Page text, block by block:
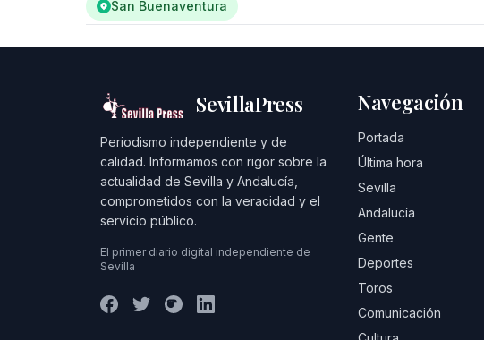
San Buenaventura
SevillaPress
Periodismo independiente y de
calidad. Informamos con rigor sobre la
actualidad de Sevilla y Andalucía,
comprometidos con la veracidad y el
servicio público.
El primer diario digital independiente de
Sevilla
Navegación
Portada
Última hora
Sevilla
Andalucía
Gente
Deportes
Toros
Comunicación